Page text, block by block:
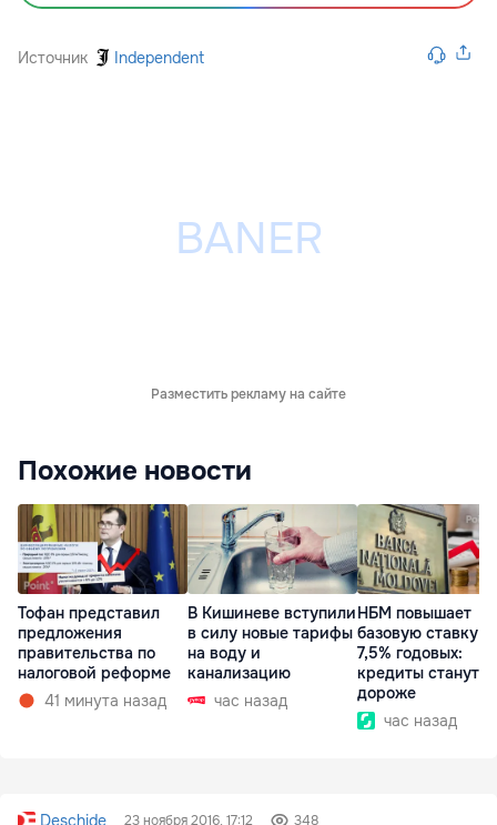
Источник Independent
Разместить рекламу на сайте
Похожие новости
Тофан представил
предложения
правительства по
налоговой реформе
41 минута назад
В Кишиневе вступили
в силу новые тарифы
на воду и
канализацию
час назад
НБМ повышает
базовую ставку
7,5% годовых:
кредиты станут
дороже
час назад
Deschide 23 ноября 2016, 17:12 348